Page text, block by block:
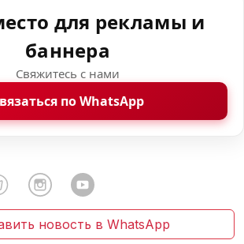
для рекламы и
баннера
Свяжитесь с нами
по WhatsApp
новость в WhatsApp